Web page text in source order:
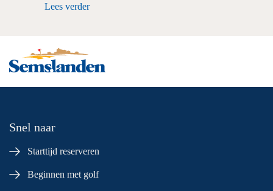
Lees verder
Snel naar
Starttijd reserveren
Beginnen met golf